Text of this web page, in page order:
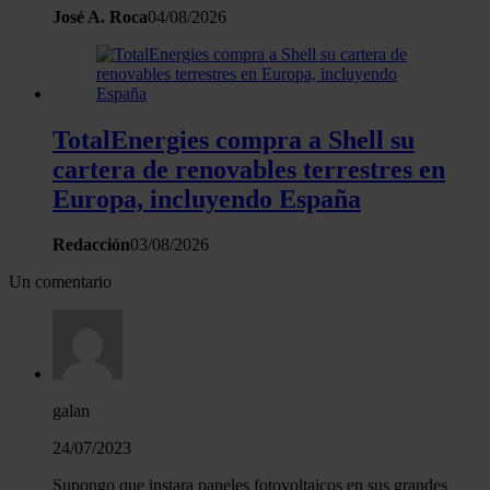
José A. Roca04/08/2026
TotalEnergies compra a Shell su
cartera de renovables terrestres en
Europa, incluyendo España
Redacción03/08/2026
Un comentario
galan
24/07/2023
Supongo que instara paneles fotovoltaicos en sus grandes